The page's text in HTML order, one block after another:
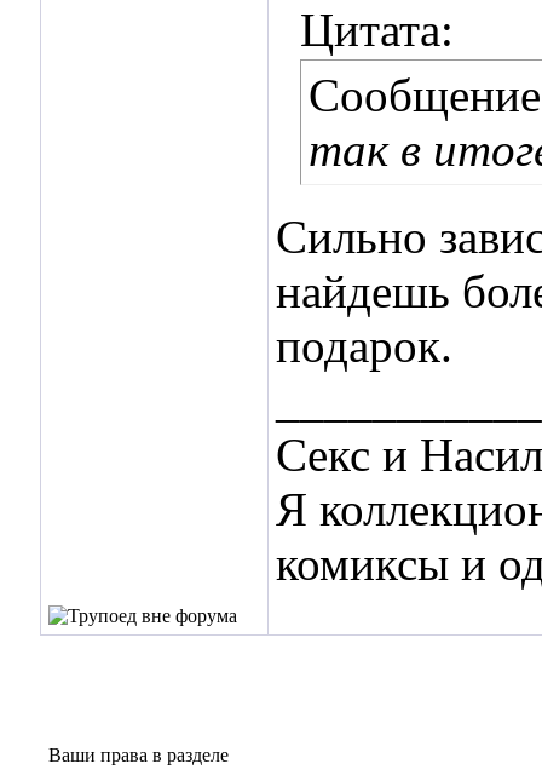
Цитата:
так в
Сильно
найдешь
подарок.
Секс и
Я
комиксы и
Ваши права в разделе